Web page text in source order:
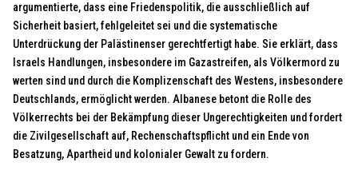
argumentierte, dass eine Friedenspolitik, die ausschließlich auf
Sicherheit basiert, fehlgeleitet sei und die systematische
Unterdrückung der Palästinenser gerechtfertigt habe. Sie erklärt, dass
Israels Handlungen, insbesondere im Gazastreifen, als Völkermord zu
werten sind und durch die Komplizenschaft des Westens, insbesondere
Deutschlands, ermöglicht werden. Albanese betont die Rolle des
Völkerrechts bei der Bekämpfung dieser Ungerechtigkeiten und fordert
die Zivilgesellschaft auf, Rechenschaftspflicht und ein Ende von
Besatzung, Apartheid und kolonialer Gewalt zu fordern.